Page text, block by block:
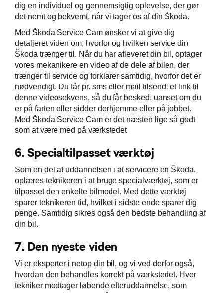
dig en individuel og gennemsigtig oplevelse, der gør
det nemt og bekvemt, når vi tager os af din Škoda.
Med Škoda Service Cam ønsker vi at give dig
detaljeret viden om, hvorfor og hvilken service din
Škoda trænger til. Når du har afleveret din bil, optager
vores mekanikere en video af de dele af bilen, der
trænger til service og forklarer samtidig, hvorfor det er
nødvendigt. Du får pr. sms eller mail tilsendt et link til
denne videosekvens, så du får besked, uanset om du
er på farten eller sidder derhjemme eller på jobbet.
Med Škoda Service Cam er det næsten lige så godt
som at være med på værkstedet
6. Specialtilpasset værktøj
Som en del af uddannelsen i at servicere en Škoda,
oplæres teknikeren i at bruge specialværktøj, som er
tilpasset den enkelte bilmodel. Med dette værktøj
sparer teknikeren tid, hvilket i sidste ende sparer dig
penge. Samtidig sikres også den bedste behandling af
din bil.
7. Den nyeste viden
Vi er eksperter i netop din bil, og vi ved derfor også,
hvordan den behandles korrekt på værkstedet. Hver
tekniker modtager løbende efteruddannelse, som